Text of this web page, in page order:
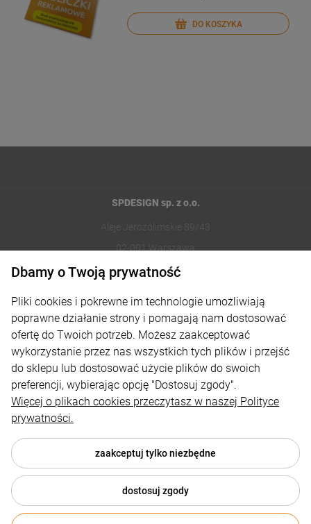
DO KOSZYKA
SPDESIGN sp. z o.o.
Aleje Jerozolimskie 89/43
02-001 Warszawa
sklep@reklamydrukarnia.pl
Moje konto
Płatności i dostawa
Informacje
© 2026 reklamydrukarnia.pl . Wszelkie prawa zastrzeżone.
Dbamy o Twoją prywatność
Pliki cookies i pokrewne im technologie umożliwiają
poprawne działanie strony i pomagają nam dostosować
ofertę do Twoich potrzeb. Możesz zaakceptować
wykorzystanie przez nas wszystkich tych plików i przejść
do sklepu lub dostosować użycie plików do swoich
preferencji, wybierając opcję "Dostosuj zgody".
Więcej o plikach cookies przeczytasz w naszej Polityce
prywatności.
zaakceptuj tylko niezbędne
dostosuj zgody